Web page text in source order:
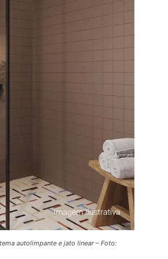
autolimpante e jato linear – Foto: